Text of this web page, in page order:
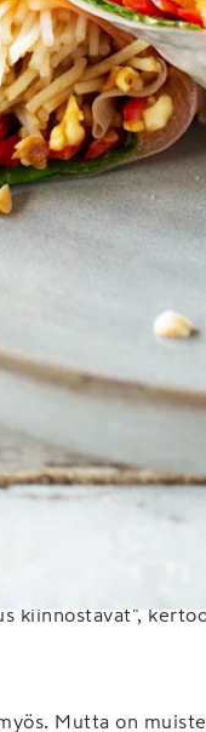
trendikkyys
JULKAISTU
5.7.2017
hyvältä
voi tarkoittaa
toiselle
Sitä, mikä tekee
tuhansia nälkäisiä
kiinnostavat",
Mutta on